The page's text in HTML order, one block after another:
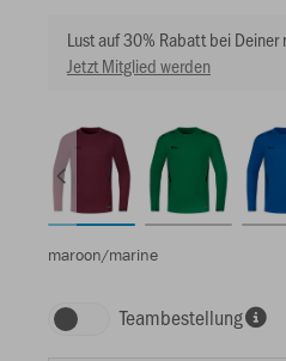
Lust auf 30% Rabatt bei Deiner
Jetzt Mitglied werden
maroon/marine
Teambestellung